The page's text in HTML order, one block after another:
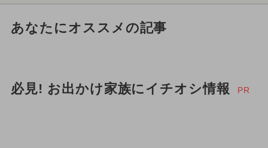
あなたにオススメの記事
必見! お出かけ家族にイチオシ情報 PR